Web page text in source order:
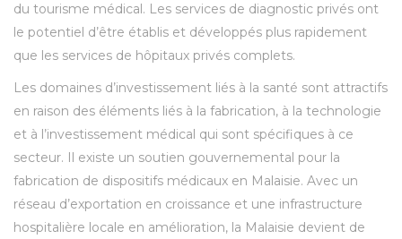
du tourisme médical. Les services de diagnostic privés ont
le potentiel d’être établis et développés plus rapidement
que les services de hôpitaux privés complets.
Les domaines d’investissement liés à la santé sont attractifs
en raison des éléments liés à la fabrication, à la technologie
et à l’investissement médical qui sont spécifiques à ce
secteur. Il existe un soutien gouvernemental pour la
fabrication de dispositifs médicaux en Malaisie. Avec un
réseau d’exportation en croissance et une infrastructure
hospitalière locale en amélioration, la Malaisie devient de